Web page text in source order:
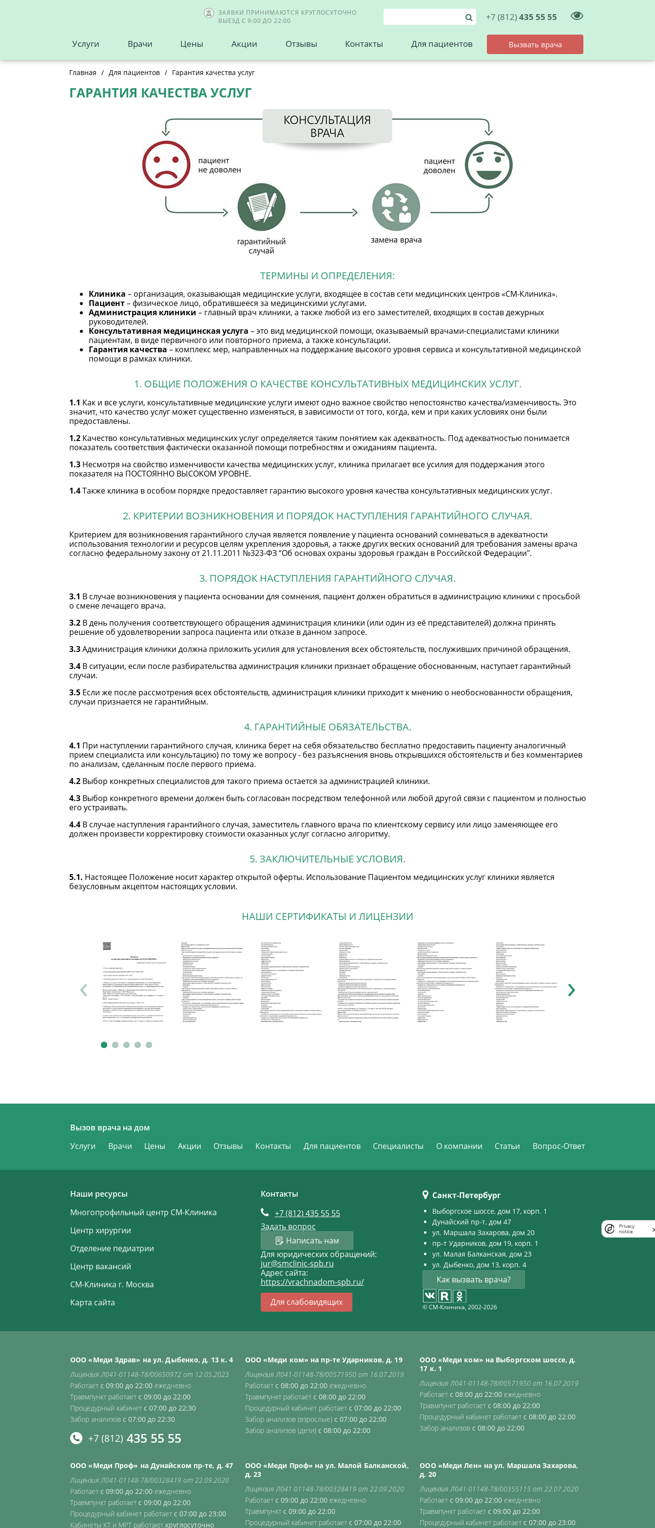
ЗАЯВКИ ПРИНИМАЮТСЯ КРУГЛОСУТОЧНО
ВЫЕЗД С 9:00 ДО 22:00
+7 (812)435 55 55
Услуги Врачи Цены Акции Отзывы Контакты Для пациентов Вызвать врача
Главная / Для пациентов / Гарантия качества услуг
ГАРАНТИЯ КАЧЕСТВА УСЛУГ
ТЕРМИНЫ И ОПРЕДЕЛЕНИЯ:
Клиника – организация, оказывающая медицинские услуги, входящее в состав сети медицинских центров «CM-Клиника».
Пациент– физическое лицо, обратившееся за медицинскими услугами.
Администрация клиники – главный врач клиники, а также любой из его заместителей, входящих в состав дежурных
руководителей.
Консультативная медицинская услуга – это вид медицинской помощи, оказываемый врачами-специалистами клиники
пациентам, в виде первичного или повторного приема, а также консультации.
Гарантия качества – комплекс мер, направленных на поддержание высокого уровня сервиса и консультативной медицинской
помощи в рамках клиники.
1. ОБЩИЕ ПОЛОЖЕНИЯ О КАЧЕСТВЕ КОНСУЛЬТАТИВНЫХ МЕДИЦИНСКИХ УСЛУГ.
1.1 Как и все услуги, консультативные медицинские услуги имеют одно важное свойство непостоянство качества/изменчивость. Это
значит, что качество услуг может существенно изменяться, в зависимости от того, когда, кем и при каких условиях они были
предоставлены.
1.2 Качество консультативных медицинских услуг определяется таким понятием как адекватность. Под адекватностью понимается
показатель соответствия фактически оказанной помощи потребностям и ожиданиям пациента.
1.3 Несмотря на свойство изменчивости качества медицинских услуг, клиника прилагает все усилия для поддержания этого
показателя на ПOСTOЯHHO BЫСOKOM УРОВНЕ.
1.4Также клиника в особом порядке предоставляет гарантию высокого уровня качества консультативных медицинских услуг.
2. КРИТЕРИИ ВОЗНИКНОВЕНИЯ И ПОРЯДОК НАСТУПЛЕНИЯ ГАРАНТИЙНОГО СЛУЧАЯ.
Критерием для возникновения гарантийного случая является появление у пациента оснований сомневаться в адекватности
использования технологии и ресурсов целям укрепления здоровья, а также других веских оснований для требования замены врача
согласно федеральному закону от 21.11.2011 №323-ФЗ “Об основах охраны здоровья граждан в Российской Федерации".
3. ПОРЯДОК НАСТУПЛЕНИЯ ГАРАНТИЙНОГО СЛУЧАЯ.
3.1 В случае возникновения у пациента основании для сомнения, пациент должен обратиться в администрацию клиники с просьбой
о смене лечащего врача.
3.2 В день получения соответствующего обращения администрация клиники (или один из её представителей) должна принять
решение об удовлетворении запроса пациента или отказе в данном запросе.
3.3Администрация клиники должна приложить усилия для установления всех обстоятельств, послуживших причиной обращения.
3.4 В ситуации, если после разбирательства администрация клиники признает обращение обоснованным, наступает гарантийный
случаи.
3.5 Если же после рассмотрения всех обстоятельств, администрация клиники приходит к мнению о необоснованности обращения,
случаи признается не гарантийным.
4. ГАРАНТИЙНЫЕ ОБЯЗАТЕЛЬСТВА.
4.1 При наступлении гарантийного случая, клиника берет на себя обязательство бесплатно предоставить пациенту аналогичный
прием специалиста или консультацию) по тому же вопросу - без разъяснения вновь открывшихся обстоятельств и без комментариев
по анализам, сделанным после первого приема.
4.2 Выбор конкретных специалистов для такого приема остается за администрацией клиники.
4.3 Выбор конкретного времени должен быть согласован посредством телефонной или любой другой связи с пациентом и полностью
его устраивать.
4.4 В случае наступления гарантийного случая, заместитель главного врача по клиентскому сервису или лицо заменяющее его
должен произвести корректировку стоимости оказанных услуг согласно алгоритму.
5. ЗАКЛЮЧИТЕЛЬНЫЕ УСЛОВИЯ.
5.1. Настоящее Положение носит характер открытой оферты. Использование Пациентом медицинских услуг клиники является
безусловным акцептом настоящих условии.
НАШИ СЕРТИФИКАТЫ И ЛИЦЕНЗИИ
‹ ›
Вызов врача на дом
Услуги
Врачи Цены Акции Отзывы Контакты Для пациентов Специалисты О компании Статьи Вопрос-Ответ
Наши ресурсы
Многопрофильный центр СМ-Клиника
Центр хирургии
Отделение педиатрии
Центр вакансий
СМ-Клиника г. Москва
Карта сайта
Контакты
+7 (812) 435 55 55
Задать вопрос
Написать нам
Для юридических обращений:
jur@smclinic-spb.ru
Адрес сайта:
https://vrachnadom-spb.ru/
Для слабовидящих
Санкт-Петербург
Выборгское шоссе, дом 17, корп. 1
Дунайский пр-т, дом 47
ул. Маршала Захарова, дом 20
пр-т Ударников, дом 19, корп. 1
ул. Малая Балканская, дом 23
ул. Дыбенко, дом 13, корп. 4
Как вызвать врача?
© СМ-Клиника, 2002-2026
ООО «Меди Здрав» на ул. Дыбенко, д. 13 к. 4
Лицензия Л041-01148-78/00650972 от 12.05.2023
Работает с 09:00 до 22:00 ежедневно
Травмпункт работает с 09:00 до 22:00
Процедурный кабинет с 07:00 до 22:30
Забор анализов с 07:00 до 22:30
+7 (812) 435 55 55
ООО «Меди ком» на пр-те Ударников, д. 19
Лицензия Л041-01148-78/00571950 от 16.07.2019
Работает с 08:00 до 22:00ежедневно
Травмпункт работает с 08:00 до 22:00
Процедурный кабинет работает с 07:00 до 22:00
Забор анализов (взрослые) с 07:00 до 22:00
Забор анализов (дети) с 08:00 до 22:00
ООО «Меди ком» на Выборгском шоссе, д.
17 к. 1
Лицензия Л041-01148-78/00571950 от 16.07.2019
Работает с 08:00 до 22:00 ежедневно
Травмпункт работает с 08:00 до 22:00
Процедурный кабинет работает с 08:00 до 22:00
Забор анализов с 08:00 до 22:00
ООО «Меди Проф» на Дунайском пр-те, д. 47
Лицензия Л041-01148-78/00328419 от 22.09.2020
Работает с 09:00 до 22:00 ежедневно
Травмпункт работает с 09:00 до 22:00
Процедурный кабинет работает с 07:00 до 23:00
Кабинеты КТ и МРТ работают круглосуточно
ООО «Меди Проф» на ул. Малой Балканской,
д. 23
Лицензия Л041-01148-78/00328419 от 22.09.2020
Работает с 09:00 до 22:00ежедневно
Травмпункт с 09:00 до 22:00
Процедурный кабинет работает с 07:00 до 22:00
ООО «Меди Лен» на ул. Маршала Захарова,
д. 20
Лицензия Л041-01148-78/00355115 от 22.07.2020
Работает с 09:00 до 22:00 ежедневно
Травмпункт работает с 09:00 до 22:00
Процедурный кабинет работает с 07:00 до 23:00
Privacy
notice